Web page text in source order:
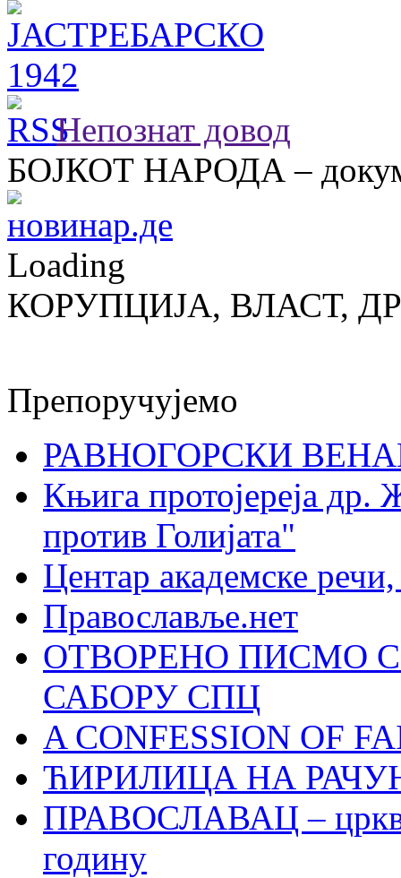
Непознат довод
БОЈКОТ НАРОДА –
Loading
КОРУПЦИЈА, ВЛАСТ,
Препоручујемо
РАВНОГОРСКИ
Књига протојереја др.
против Голијата"
Центар академске
Православље.нет
ОТВОРЕНО ПИСМО
САБОРУ СПЦ
A CONFESSION OF
ЋИРИЛИЦА НА
ПРАВОСЛАВАЦ –
годину